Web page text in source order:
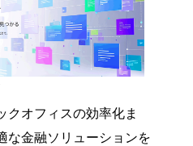
クオフィスの効率化ま
な金融ソリューションを